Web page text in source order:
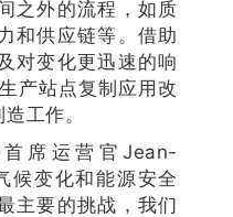
之外的流程，如质
和供应链等。借助
对变化更迅速的响
产站点复制应用改
工作。
席运营官Jean-
候变化和能源安全
主要的挑战，我们